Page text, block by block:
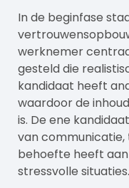
In de beginfase
werknemer
gesteld die
kandidaat heeft
waardoor de
is. De ene
van
behoefte heeft
stressvolle situaties.